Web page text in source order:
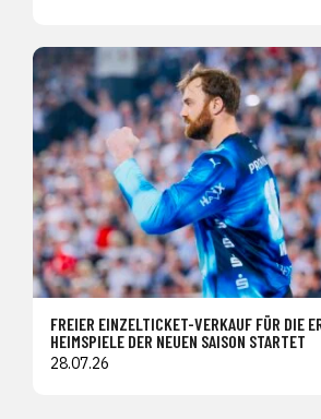
FREIER EINZELTICKET-VERKAUF FÜR DIE
HEIMSPIELE DER NEUEN SAISON STARTET
28.07.26